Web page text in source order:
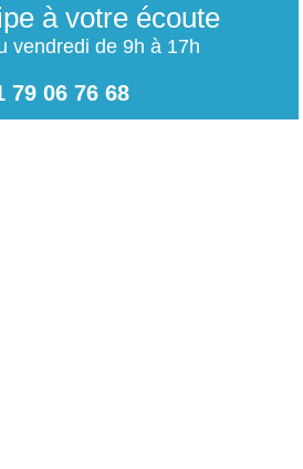
à votre écoute
vendredi de 9h à 17h
79 06 76 68